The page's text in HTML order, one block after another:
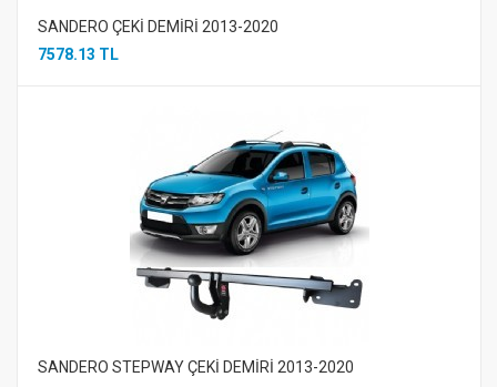
SANDERO ÇEKİ DEMİRİ 2013-2020
7578.13 TL
SANDERO STEPWAY ÇEKİ DEMİRİ 2013-2020